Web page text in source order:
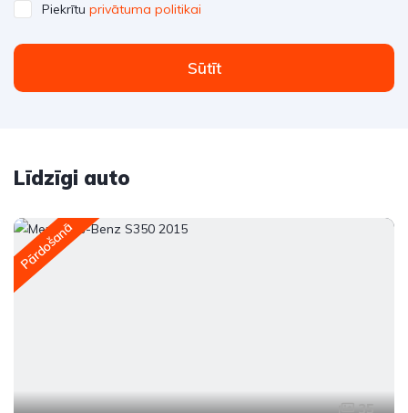
Piekrītu privātuma politikai
Sūtīt
Līdzīgi auto
Pārdošanā
35